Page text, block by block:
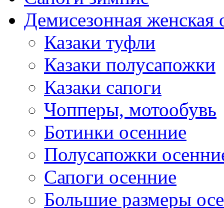
Демисезонная женская
Казаки туфли
Казаки полусапожки
Казаки сапоги
Чопперы, мотообувь
Ботинки осенние
Полусапожки
Сапоги осенние
Большие размеры